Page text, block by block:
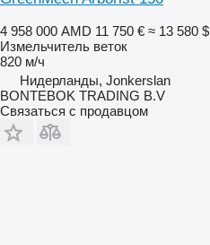
4 958 000 AMD 11 750 € ≈ 13 580 $
Измельчитель веток
820 м/ч
Нидерланды, Jonkerslan
BONTEBOK TRADING B.V
Связаться с продавцом